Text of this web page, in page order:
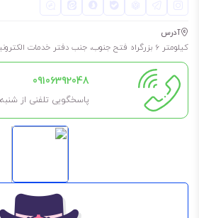
این روغن، زرد کم رنگ است.
آدرس
کیلومتر 6 بزرگراه فتح جنوب، جنب دفتر خدمات الکترونیک شهر، پلاک 588 و 600
09106392048
پاسخگویی تلفنی از شنبه تا